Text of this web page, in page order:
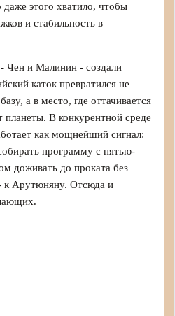
даже этого хватило, чтобы
и стабильность в
Чен и Малинин - создали
каток превратился не
а в место, где оттачивается
В конкурентной среде
как мощнейший сигнал:
программу с пятью-
доживать до проката без
к Арутюняну. Отсюда и